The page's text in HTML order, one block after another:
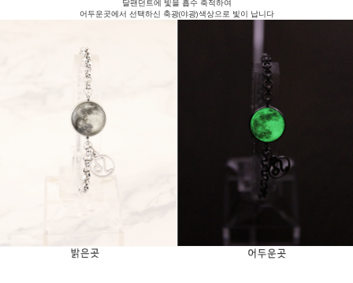
달팬던트에 빛을 흡수 축적하여
어두운곳에서 선택하신 축광(야광)색상으로 빛이 납니다